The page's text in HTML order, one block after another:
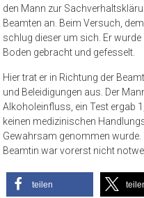
den Mann zur
Beamten an. Beim Versuch,
schlug dieser um sich. Er
Boden gebracht und gefesselt.
Hier trat er in Richtung der
und Beleidigungen aus. Der
Alkoholeinfluss, ein Test ergab
keinen medizinischen
Gewahrsam genommen wurde.
Beamtin war vorerst nicht
teilen